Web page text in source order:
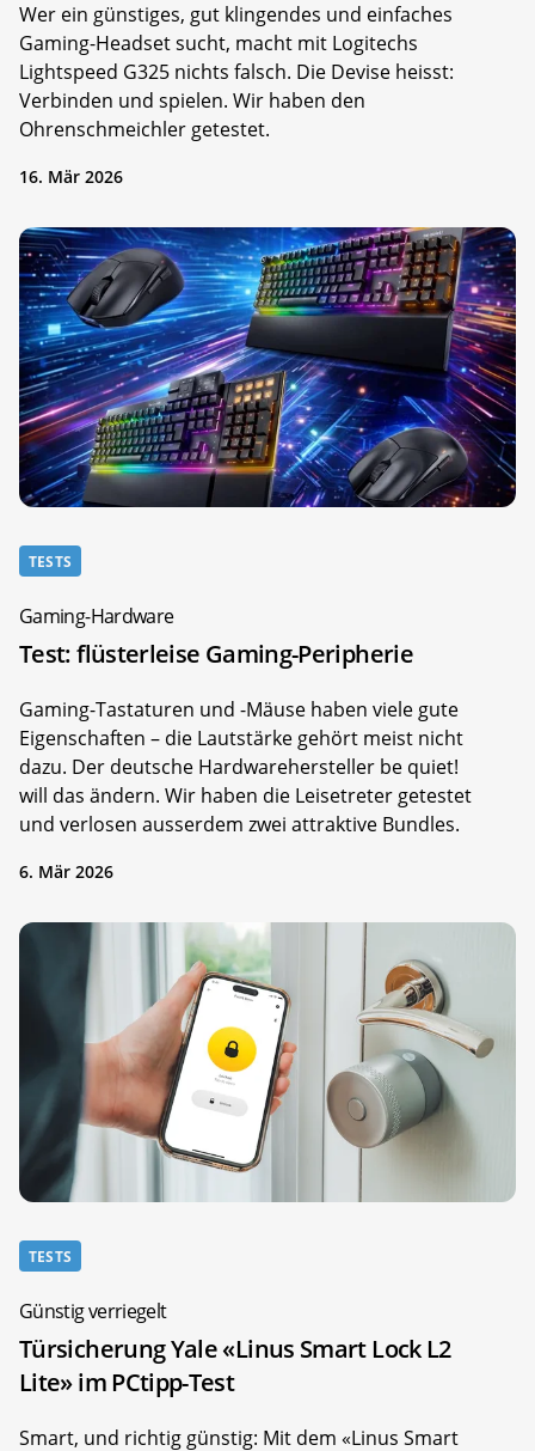
Wer ein günstiges, gut klingendes und einfaches
Gaming-Headset sucht, macht mit Logitechs
Lightspeed G325 nichts falsch. Die Devise heisst:
Verbinden und spielen. Wir haben den
Ohrenschmeichler getestet.
16. Mär 2026
TESTS
Gaming-Hardware
Test: flüsterleise Gaming-Peripherie
Gaming-Tastaturen und -Mäuse haben viele gute
Eigenschaften – die Lautstärke gehört meist nicht
dazu. Der deutsche Hardwarehersteller be quiet!
will das ändern. Wir haben die Leisetreter getestet
und verlosen ausserdem zwei attraktive Bundles.
6. Mär 2026
TESTS
Günstig verriegelt
Türsicherung Yale «Linus Smart Lock L2
Lite» im PCtipp-Test
Smart, und richtig günstig: Mit dem «Linus Smart